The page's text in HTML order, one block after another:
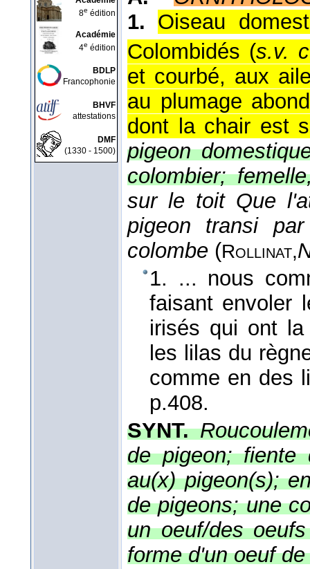
8e édition
Académie
4e édition
BDLP
Francophonie
BHVF
attestations
DMF
(1330 - 1500)
1. Oiseau
Colombidés (s.v.
et courbé, aux
au plumage
dont la chair est
pigeon
colombier;
sur le toit Que
pigeon transi
colombe (Rollinat,
1. ... nous
faisant envoler
irisés qui ont
les lilas du
comme en des
p.408.
SYNT.
de pigeon; fiente
au(x) pigeon(s);
de pigeons; une
un oeuf/des
forme d'un oeuf